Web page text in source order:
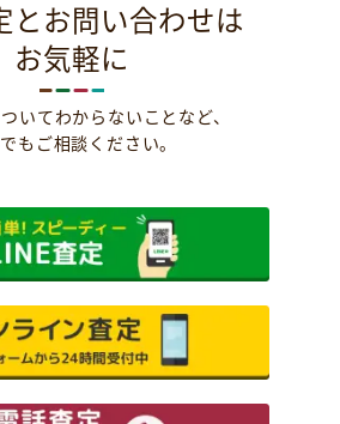
とお問い合わせは
お気軽に
いてわからないことなど、
もご相談ください。